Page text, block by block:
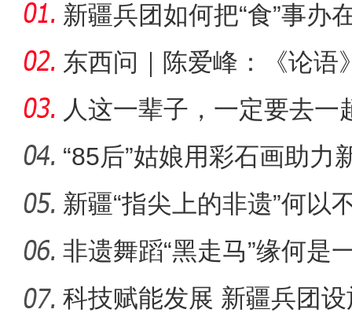
“五一”假期，开都河天
新疆兵团如何把“食”事办
东西问｜陈爱峰：《论语
疆的课
人这一辈子，一定要去一
“85后”姑娘用彩石画助力
新疆“指尖上的非遗”何以
非遗舞蹈“黑走马”缘何是
科技赋能发展 新疆兵团设